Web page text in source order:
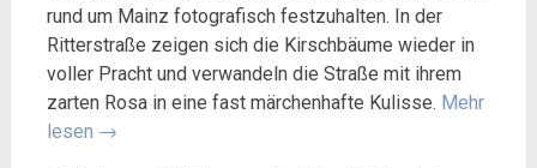
rund um Mainz fotografisch festzuhalten. In der
Ritterstraße zeigen sich die Kirschbäume wieder in
voller Pracht und verwandeln die Straße mit ihrem
zarten Rosa in eine fast märchenhafte Kulisse. Mehr
lesen →